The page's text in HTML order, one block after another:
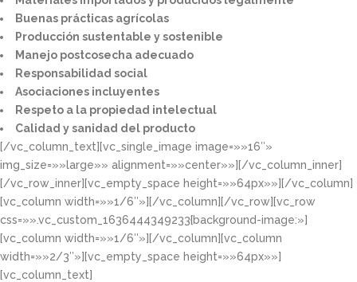
Buenas prácticas agrícolas​
Producción sustentable y sostenible​
Manejo postcosecha adecuado​
Responsabilidad social​
Asociaciones incluyentes​
Respeto a la propiedad intelectual​​
Calidad y sanidad del producto​
[/vc_column_text][vc_single_image image=»»16″»
img_size=»»large»» alignment=»»center»»][/vc_column_inner]
[/vc_row_inner][vc_empty_space height=»»64px»»][/vc_column]
[vc_column width=»»1/6″»][/vc_column][/vc_row][vc_row
css=»».vc_custom_1636444349233{background-image:»]
[vc_column width=»»1/6″»][/vc_column][vc_column
width=»»2/3″»][vc_empty_space height=»»64px»»]
[vc_column_text]